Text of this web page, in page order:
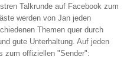
Talkrunde auf Facebook zum
werden von Jan jeden
Themen quer durch
gute Unterhaltung. Auf jeden
zum offiziellen "Sender":